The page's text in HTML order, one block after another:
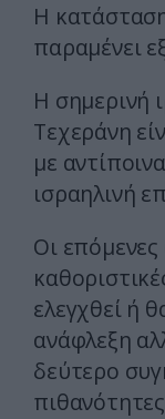
Η
παραμένει
Η σημερινή
Τεχεράνη
με
ισραηλινή
Οι επόμενες
ελεγχθεί ή
ανάφλεξη
δεύτερο